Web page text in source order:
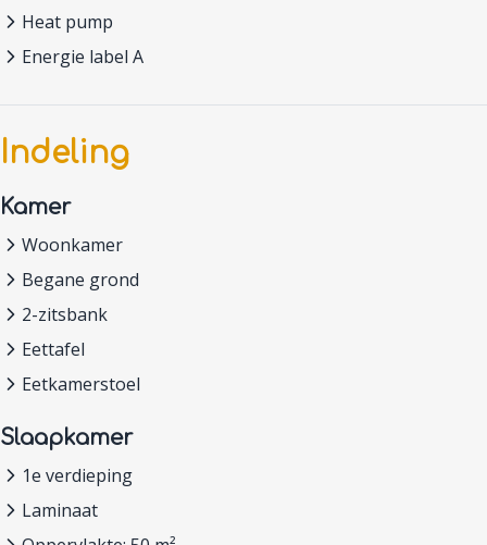
Heat pump
Energie label A
Indeling
Kamer
Woonkamer
Begane grond
2-zitsbank
Eettafel
Eetkamerstoel
Slaapkamer
1e verdieping
Laminaat